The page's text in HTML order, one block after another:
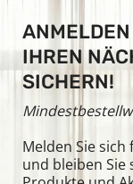
IHREN
SICHERN!
Melden Sie sich
und bleiben Sie